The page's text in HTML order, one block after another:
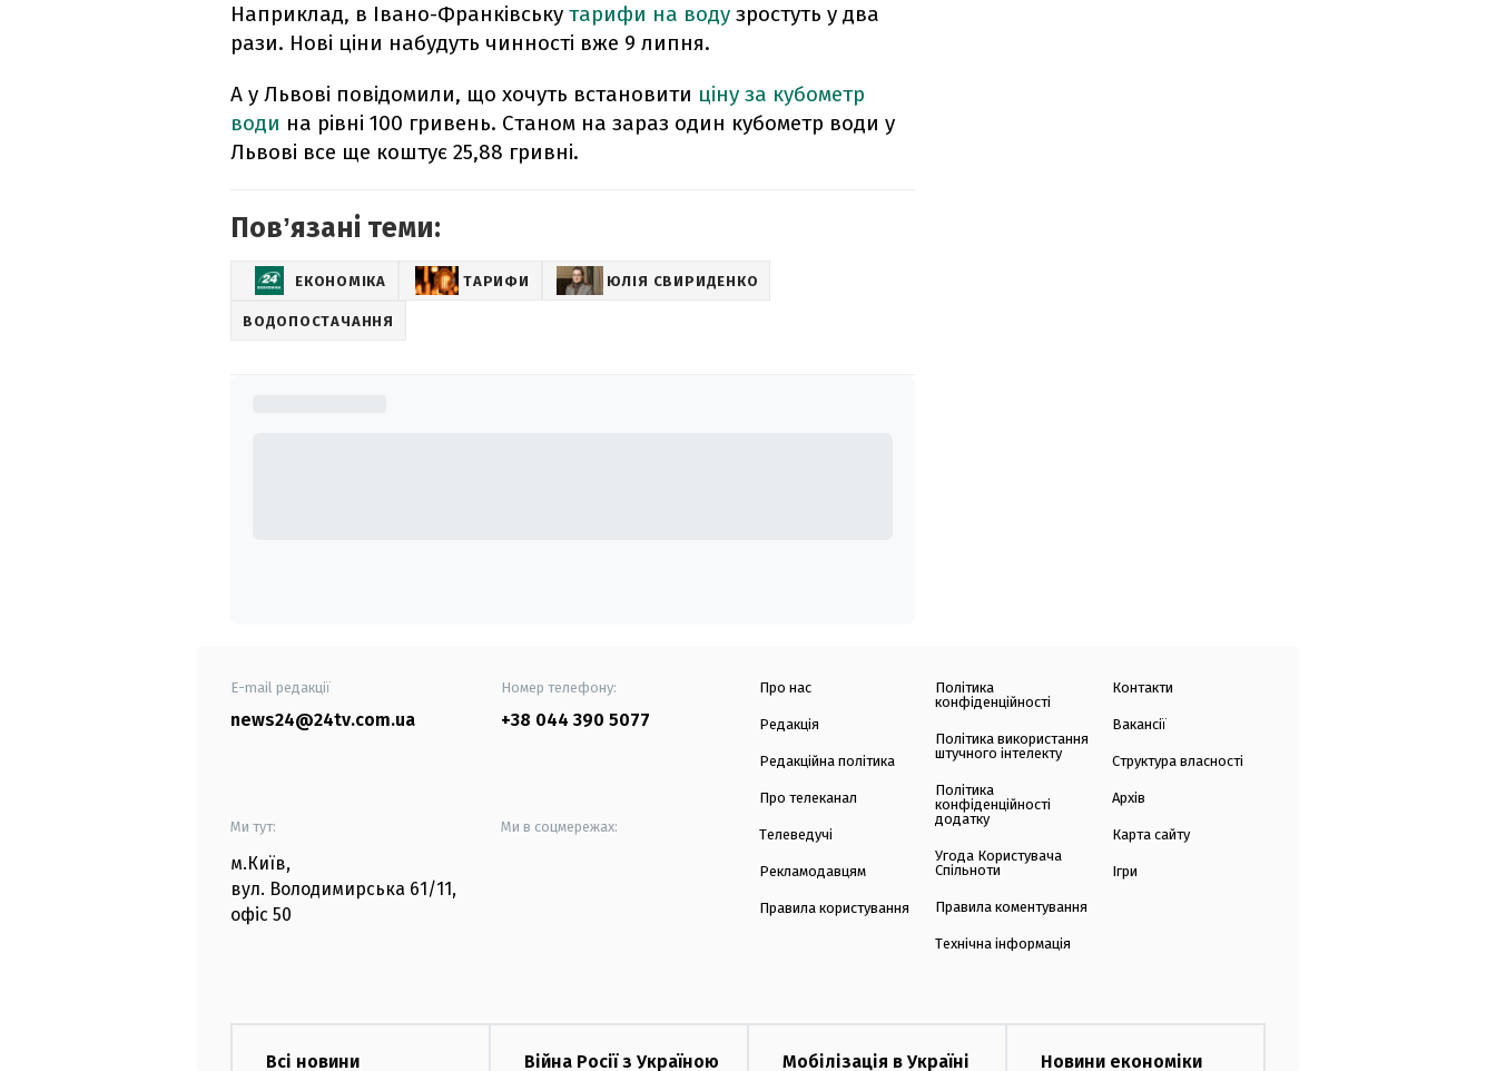
Наприклад, в Івано-Франківську тарифи на воду зростуть у два
рази. Нові ціни набудуть чинності вже 9 липня.
А у Львові повідомили, що хочуть встановити ціну за кубометр
води на рівні 100 гривень. Станом на зараз один кубометр води у
Львові все ще коштує 25,88 гривні.
Повʼязані теми:
ЕКОНОМІКА ТАРИФИ ЮЛІЯ СВИРИДЕНКО
ВОДОПОСТАЧАННЯ
E-mail редакції
news24@24tv.com.ua
Номер телефону:
+38 044 390 5077
Ми тут:
м.Київ,
вул. Володимирська 61/11,
офіс 50
Ми в соцмережах:
Про нас
Редакція
Редакційна політика
Про телеканал
Телеведучі
Рекламодавцям
Правила користування
Політика
конфіденційності
Політика використання
штучного інтелекту
Політика
конфіденційності
додатку
Угода Користувача
Спільноти
Правила коментування
Технічна інформація
Контакти
Вакансії
Структура власності
Архів
Карта сайту
Ігри
Всі новини Війна Росії з Україною Мобілізація в Україні Новини економіки